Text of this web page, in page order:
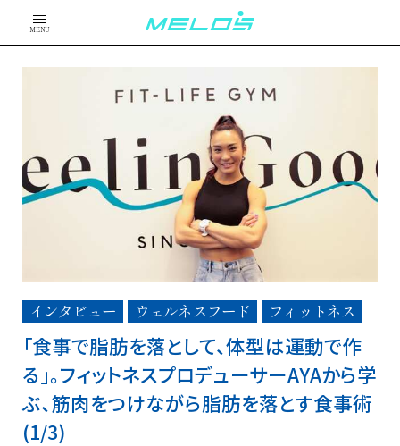
MENU
インタビュー ウェルネスフード フィットネス
「食事で脂肪を落として、体型は運動で作
る」。フィットネスプロデューサーAYAから学
ぶ、筋肉をつけながら脂肪を落とす食事術
(1/3)